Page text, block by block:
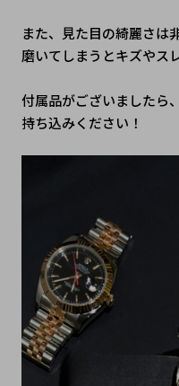
また、見た目の綺麗さは
磨いてしまうとキズやス
付属品がございましたら
持ち込みください！